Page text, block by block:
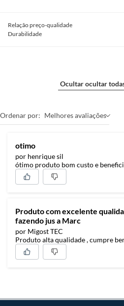
Relação preço-qualidade
Durabilidade
Ocultar ocultar
Ordenar por: Melhores avaliações
otimo
por henrique sil
ótimo produto bom custo e
Produto com excelente
fazendo jus a Marc
por Migost TEC
Produto alta qualidade , cumpre